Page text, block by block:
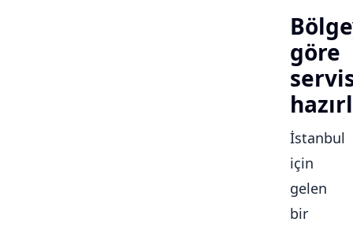
göre
İstanbul
için
gelen
bir